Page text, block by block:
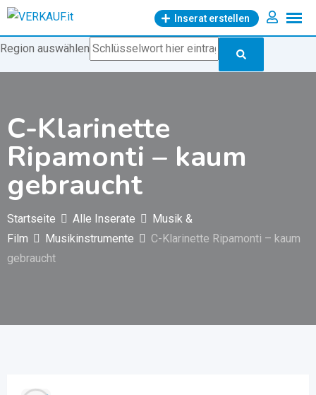
Zum
springen
Inserat erstellen
Region auswählen
C-Klarinette
Ripamonti – kaum
gebraucht
Startseite Alle Inserate
Musik &
Film
Musikinstrumente
C-Klarinette Ripamonti – kaum
gebraucht